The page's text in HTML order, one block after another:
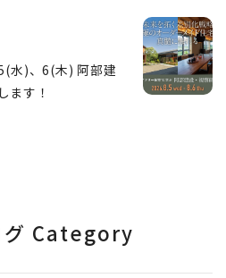
水)、6(木) 阿部建
ます！
グ Category